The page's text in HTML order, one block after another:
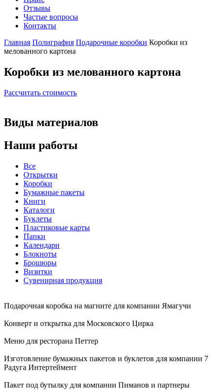
Отзывы
Частые вопросы
Контакты
Главная Полиграфия Подарочные коробки Коробки из
мелованного картона
Коробки из мелованного картона
Рассчитать стоимость
Виды материалов
Наши работы
Все
Открытки
Коробки
Бумажные пакеты
Книги
Каталоги
Буклеты
Пластиковые карты
Папки
Календари
Блокноты
Брошюры
Визитки
Сувенирная продукция
Подарочная коробка на магните для компании Ямагучи
Конверт и открытка для Московского Цирка
Меню для ресторана Петтер
Изготовление бумажных пакетов и буклетов для компании 7
Радуга Интертеймент
Пакет под бутылку для компании Пиманов и партнеры